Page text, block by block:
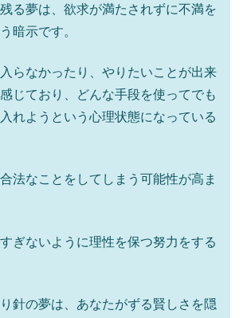
る夢は、欲求が満たされずに不満を
暗示です。
らなかったり、やりたいことが出来
じており、どんな手段を使ってでも
れようという心理状態になっている
法なことをしてしまう可能性が高ま
ぎないように理性を保つ努力をする
針の夢は、あなたがずる賢しさを隠